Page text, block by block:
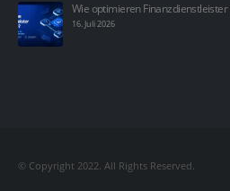
Wie optimieren Finanzdienstleister
16. Juli 2026
© Copyright 2022. All Rights Reserved.